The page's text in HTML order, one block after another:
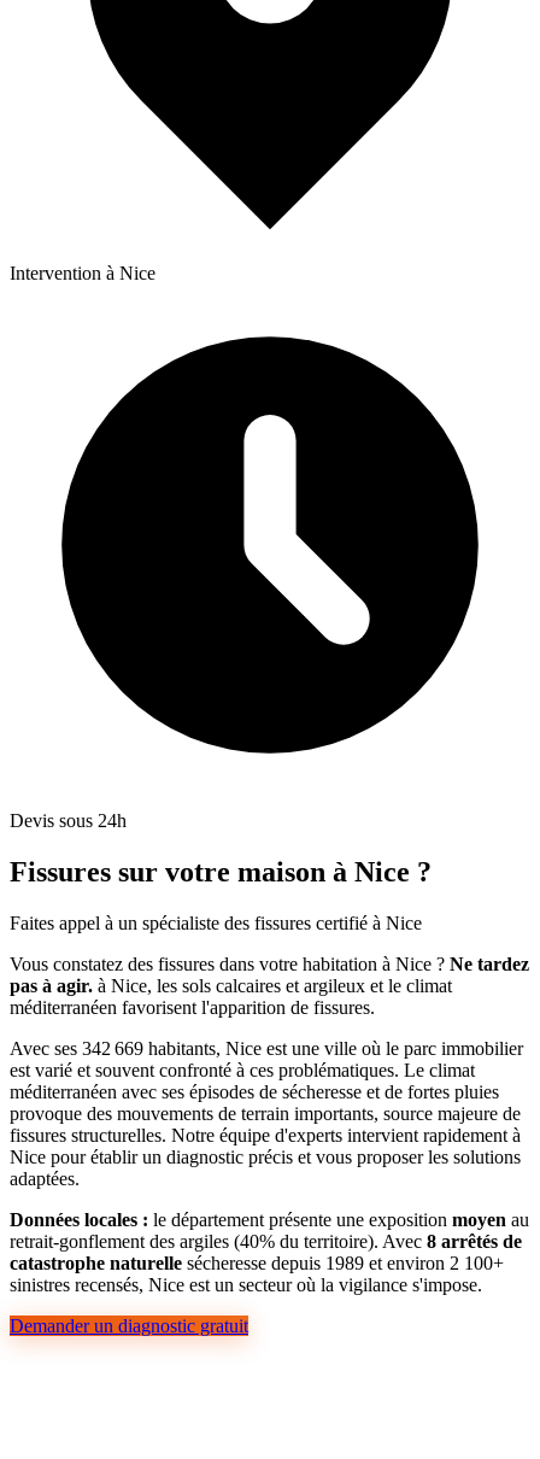
Intervention à Nice
Devis sous 24h
Fissures sur votre maison à Nice ?
Faites appel à un spécialiste des fissures certifié à Nice
Vous constatez des fissures dans votre habitation à Nice ? Ne tardez
pas à agir. à Nice, les sols calcaires et argileux et le climat
méditerranéen favorisent l'apparition de fissures.
Avec ses 342 669 habitants, Nice est une ville où le parc immobilier
est varié et souvent confronté à ces problématiques. Le climat
méditerranéen avec ses épisodes de sécheresse et de fortes pluies
provoque des mouvements de terrain importants, source majeure de
fissures structurelles. Notre équipe d'experts intervient rapidement à
Nice pour établir un diagnostic précis et vous proposer les solutions
adaptées.
Données locales : le département présente une exposition moyen au
retrait-gonflement des argiles (40% du territoire). Avec 8 arrêtés de
catastrophe naturelle sécheresse depuis 1989 et environ 2 100+
sinistres recensés, Nice est un secteur où la vigilance s'impose.
Demander un diagnostic gratuit